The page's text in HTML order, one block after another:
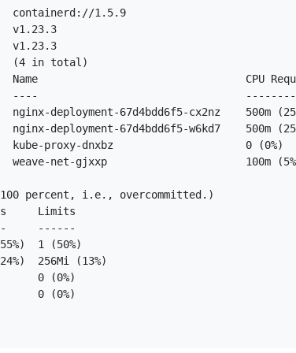
containerd://1.5.9
v1.23.3
v1.23.3
(4 in total)
Name                                 CPU
----
nginx-deployment-67d4bdd6f5-cx2nz    500m
nginx-deployment-67d4bdd6f5-w6kd7    500m
kube-proxy-dnxbz                     0 (0%)
weave-net-gjxxp                      100m
percent, i.e., overcommitted.)
Limits
------
1 (50%)
256Mi (13%)
0 (0%)
0 (0%)